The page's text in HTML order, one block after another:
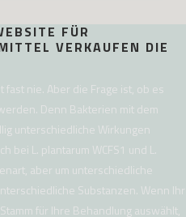
FÜR
VERKAUFEN DIE
nie. Aber die Frage ist, ob es
Denn Bakterien mit dem
unterschiedliche Wirkungen
bei L. plantarum WCFS1 und L.
aber um unterschiedliche
Substanzen. Wenn Ihr
für Ihre Behandlung auswählt,